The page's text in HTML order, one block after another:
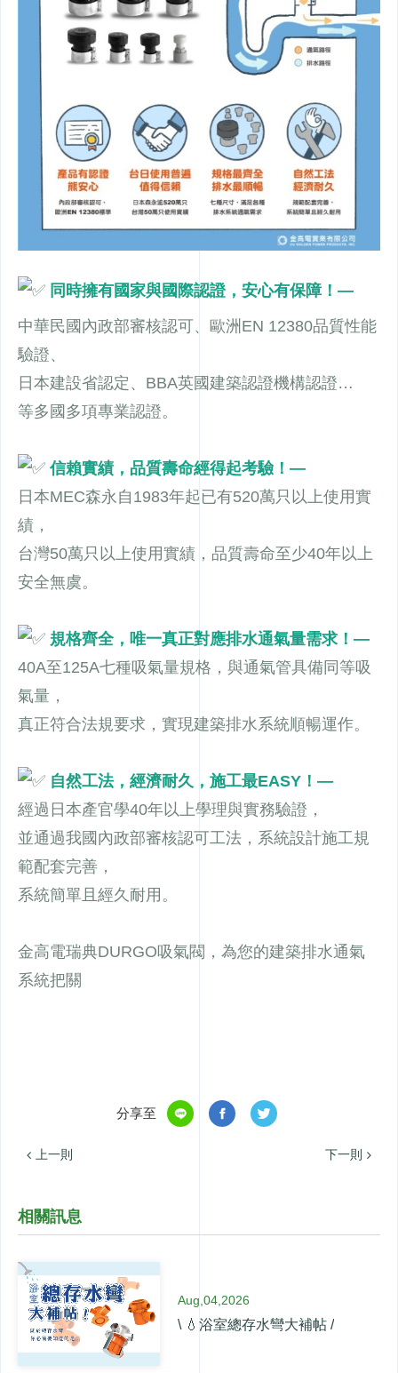
同時擁有國家與國際認證，安心有保障！—
中華民國內政部審核認可、歐洲EN 12380品質性能
驗證、
日本建設省認定、BBA英國建築認證機構認證…
等多國多項專業認證。
信賴實績，品質壽命經得起考驗！—
日本MEC森永自1983年起已有520萬只以上使用實
績，
台灣50萬只以上使用實績，品質壽命至少40年以上
安全無虞。
規格齊全，唯一真正對應排水通氣量需求！—
40A至125A七種吸氣量規格，與通氣管具備同等吸
氣量，
真正符合法規要求，實現建築排水系統順暢運作。
自然工法，經濟耐久，施工最EASY！—
經過日本產官學40年以上學理與實務驗證，
並通過我國內政部審核認可工法，系統設計施工規
範配套完善，
系統簡單且經久耐用。
金高電瑞典DURGO吸氣閥，為您的建築排水通氣
系統把關
分享至
上一則 下一則
相關訊息
Aug,04,2026
\ 💧浴室總存水彎大補帖 /